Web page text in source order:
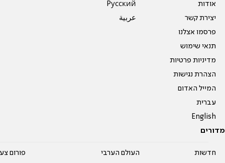
אודות
יצירת קשר
פרסמו אצלנו
תנאי שימוש
מדיניות פרטיות
הצהרת נגישות
המייל האדום
עברית
English
Pусский
عربية
מדורים
חדשות
העולם הערבי
פורום